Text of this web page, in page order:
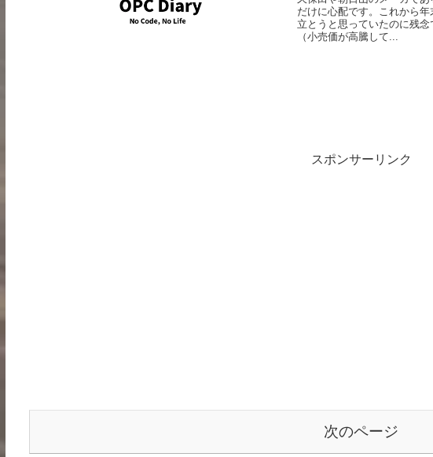
だけに心配です。これから
立とうと思っていたのに残
（小売価が高騰して...
スポンサーリンク
次のページ